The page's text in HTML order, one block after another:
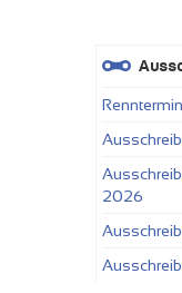
2026